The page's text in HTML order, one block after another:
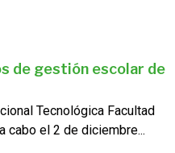
de gestión escolar de
Tecnológica Facultad
cabo el 2 de diciembre...